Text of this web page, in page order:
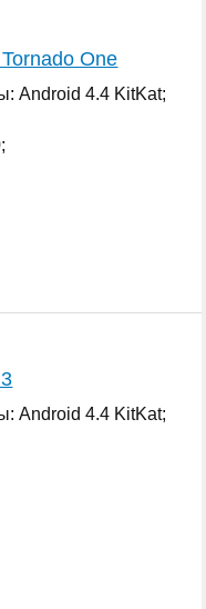
One
Android 4.4 KitKat;
Android 4.4 KitKat;